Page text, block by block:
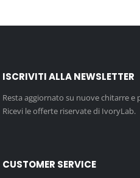
ISCRIVITI ALLA NEWSLETTER
Resta aggiornato su nuove chitarre e
Ricevi le offerte riservate di IvoryLab.
CUSTOMER SERVICE